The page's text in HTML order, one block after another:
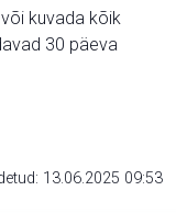
kuvada kõik
30 päeva
13.06.2025 09:53